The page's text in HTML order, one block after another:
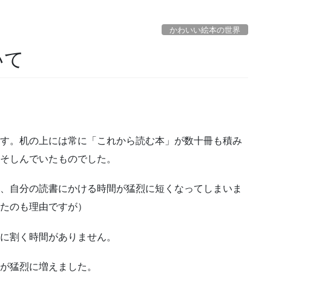
かわいい絵本の世界
。机の上には常に「これから読む本」が数十冊も積み
しんでいたものでした。
自分の読書にかける時間が猛烈に短くなってしまいま
のも理由ですが）
割く時間がありません。
猛烈に増えました。